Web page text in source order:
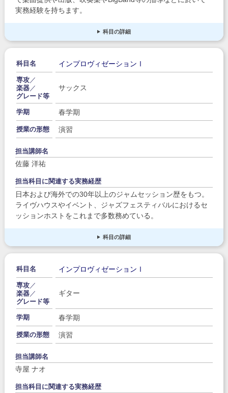
実務経験を持ちます。
科目の詳細
科目名 インプロヴィゼーションⅠ
専攻／
楽器／
グレード等
サックス
学期 春学期
授業の形態 演習
担当講師名
佐藤 洋祐
担当科目に関連する実務経歴
日本および海外での30年以上のジャムセッション歴をもつ。
ライヴハウスやイベント、ジャズフェスティバルにおけるセ
ッションホストをこれまで多数務めている。
科目の詳細
科目名 インプロヴィゼーションⅠ
専攻／
楽器／
グレード等
ギター
学期 春学期
授業の形態 演習
担当講師名
寺屋 ナオ
担当科目に関連する実務経歴